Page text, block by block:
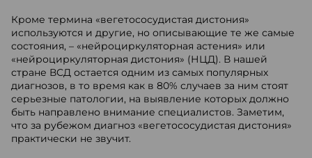
Кроме термина «вегетососудистая дистония»
используются и другие, но описывающие те же самые
состояния, – «нейроциркуляторная астения» или
«нейроциркуляторная дистония» (НЦД). В нашей
стране ВСД остается одним из самых популярных
диагнозов, в то время как в 80% случаев за ним стоят
серьезные патологии, на выявление которых должно
быть направлено внимание специалистов. Заметим,
что за рубежом диагноз «вегетососудистая дистония»
практически не звучит.